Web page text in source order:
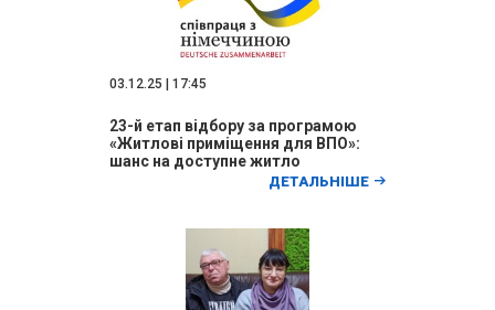
03.12.25 | 17:45
23-й етап відбору за програмою
«Житлові приміщення для ВПО»:
шанс на доступне житло
ДЕТАЛЬНІШЕ